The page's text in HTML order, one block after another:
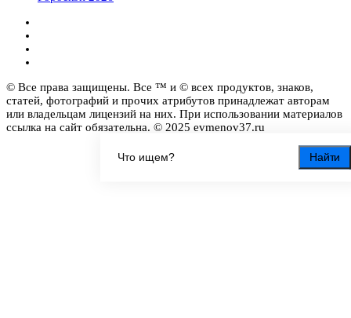
Найти
© Все права защищены. Все ™ и © всех продуктов, знаков,
статей, фотографий и прочих атрибутов принадлежат авторам
или владельцам лицензий на них. При использовании материалов
ссылка на сайт обязательна. © 2025 evmenov37.ru